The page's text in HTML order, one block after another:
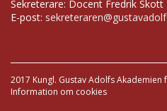
Sekreterare: Docent Fredrik Skott
E-post:
2017 Kungl. Gustav Adolfs
Information om cookies